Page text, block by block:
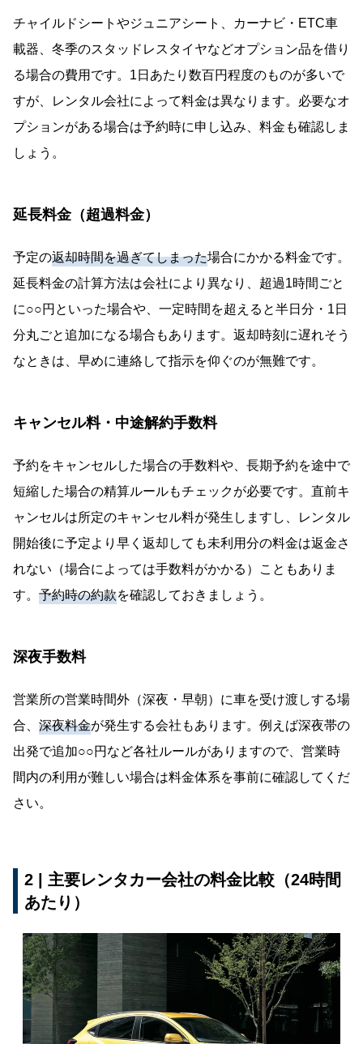
チャイルドシートやジュニアシート、カーナビ・ETC車
載器、冬季のスタッドレスタイヤなどオプション品を借り
る場合の費用です。1日あたり数百円程度のものが多いで
すが、レンタル会社によって料金は異なります。必要なオ
プションがある場合は予約時に申し込み、料金も確認しま
しょう。
延長料金（超過料金）
予定の返却時間を過ぎてしまった場合にかかる料金です。
延長料金の計算方法は会社により異なり、超過1時間ごと
に○○円といった場合や、一定時間を超えると半日分・1日
分丸ごと追加になる場合もあります。返却時刻に遅れそう
なときは、早めに連絡して指示を仰ぐのが無難です。
キャンセル料・中途解約手数料
予約をキャンセルした場合の手数料や、長期予約を途中で
短縮した場合の精算ルールもチェックが必要です。直前キ
ャンセルは所定のキャンセル料が発生しますし、レンタル
開始後に予定より早く返却しても未利用分の料金は返金さ
れない（場合によっては手数料がかかる）こともありま
す。 予約時の約款を確認しておきましょう。
深夜手数料
営業所の営業時間外（深夜・早朝）に車を受け渡しする場
合、 深夜料金が発生する会社もあります。例えば深夜帯の
出発で追加○○円など各社ルールがありますので、営業時
間内の利用が難しい場合は料金体系を事前に確認してくだ
さい。
2 | 主要レンタカー会社の料金比較（24時間
あたり）